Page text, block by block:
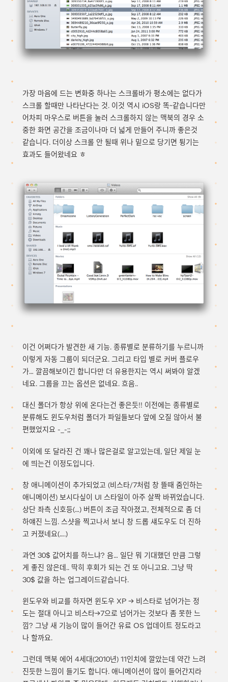
가장 마음에 드는 변화중 하나는 스크롤바가 평소에는 없다가
스크롤 할때만 나타난다는 것. 이것 역시 iOS랑 똑~같습니다만
어차피 마우스로 버튼을 눌러 스크롤하지 않는 맥북의 경우 소
중한 화면 공간을 조금이나마 더 넓게 만들어 주니까 좋은것
같습니다. 더이상 스크롤 안 될때 위나 밑으로 당기면 튕기는
효과도 들어왔네요 ㅎ
이건 어쩌다가 발견한 새 기능. 종류별로 분류하기를 누르니까
이렇게 자동 그룹이 되더군요. 그리고 타입 별로 커버 플로우
가… 깔끔해보이긴 합니다만 더 유용한지는 역시 써봐야 알겠
네요. 그룹을 끄는 옵션은 없네요. 흐음..
대신 폴더가 항상 위에 온다는건 좋은듯!! 이전에는 종류별로
분류해도 윈도우처럼 폴더가 파일들보다 앞에 오질 않아서 불
편했었지요 -_-;;
이외에 또 달라진 건 꽤나 많은걸로 알고있는데, 일단 제일 눈
에 띄는건 이정도입니다.
창 애니메이션이 추가되었고 (비스타/7처럼 창 뜰때 줌인하는
애니메이션) 보시다싶이 UI 스타일이 아주 살짝 바뀌었습니다.
상단 좌측 신호등(…) 버튼이 조금 작아졌고, 전체적으로 좀 더
하얘진 느낌. 스샷을 찍고나서 보니 창 드롭 섀도우도 더 진하
고 커졌네요(….)
과연 30$ 값어치를 하느냐? 음… 일단 뭐 기대했던 만큼 그렇
게 좋진 않은데.. 딱히 후회가 되는 건 또 아니고요. 그냥 딱
30$ 값을 하는 업그레이드같습니다.
윈도우와 비교를 하자면 윈도우 XP -> 비스타로 넘어가는 정
도는 절대 아니고 비스타->7으로 넘어가는 것보다 좀 못한 느
낌? 그냥 새 기능이 많이 들어간 유료 OS 업데이트 정도라고
나 할까요.
그런데 맥북 에어 4세대(2010년) 11인치에 깔았는데 약간 느려
진듯한 느낌이 들기도 합니다. 애니메이션이 많이 들어간지라